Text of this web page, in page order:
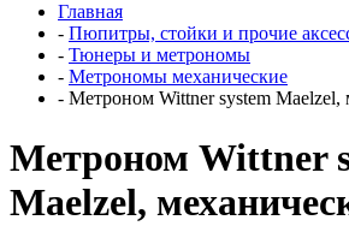
Главная
- Пюпитры, стойки и прочие
- Тюнеры и метрономы
- Метрономы механические
- Метроном Wittner system Maelzel,
Метроном Wittner
Maelzel,